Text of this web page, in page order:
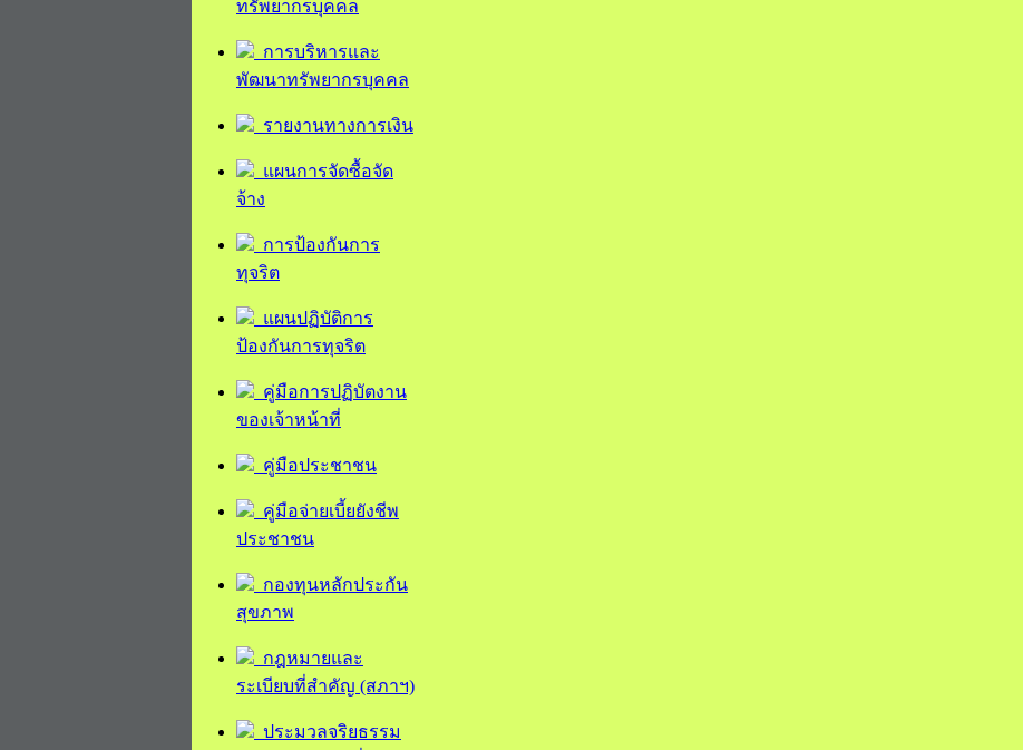
ทรัพยากรบุคคล
การบริหารและ
พัฒนาทรัพยากรบุคคล
รายงานทางการเงิน
แผนการจัดซื้อจัด
จ้าง
การป้องกันการ
ทุจริต
แผนปฏิบัติการ
ป้องกันการทุจริต
คู่มือการปฏิบัตงาน
ของเจ้าหน้าที่
คู่มือประชาชน
คู่มือจ่ายเบี้ยยังชีพ
ประชาชน
กองทุนหลักประกัน
สุขภาพ
กฎหมายและ
ระเบียบที่สำคัญ (สภาฯ)
ประมวลจริยธรรม